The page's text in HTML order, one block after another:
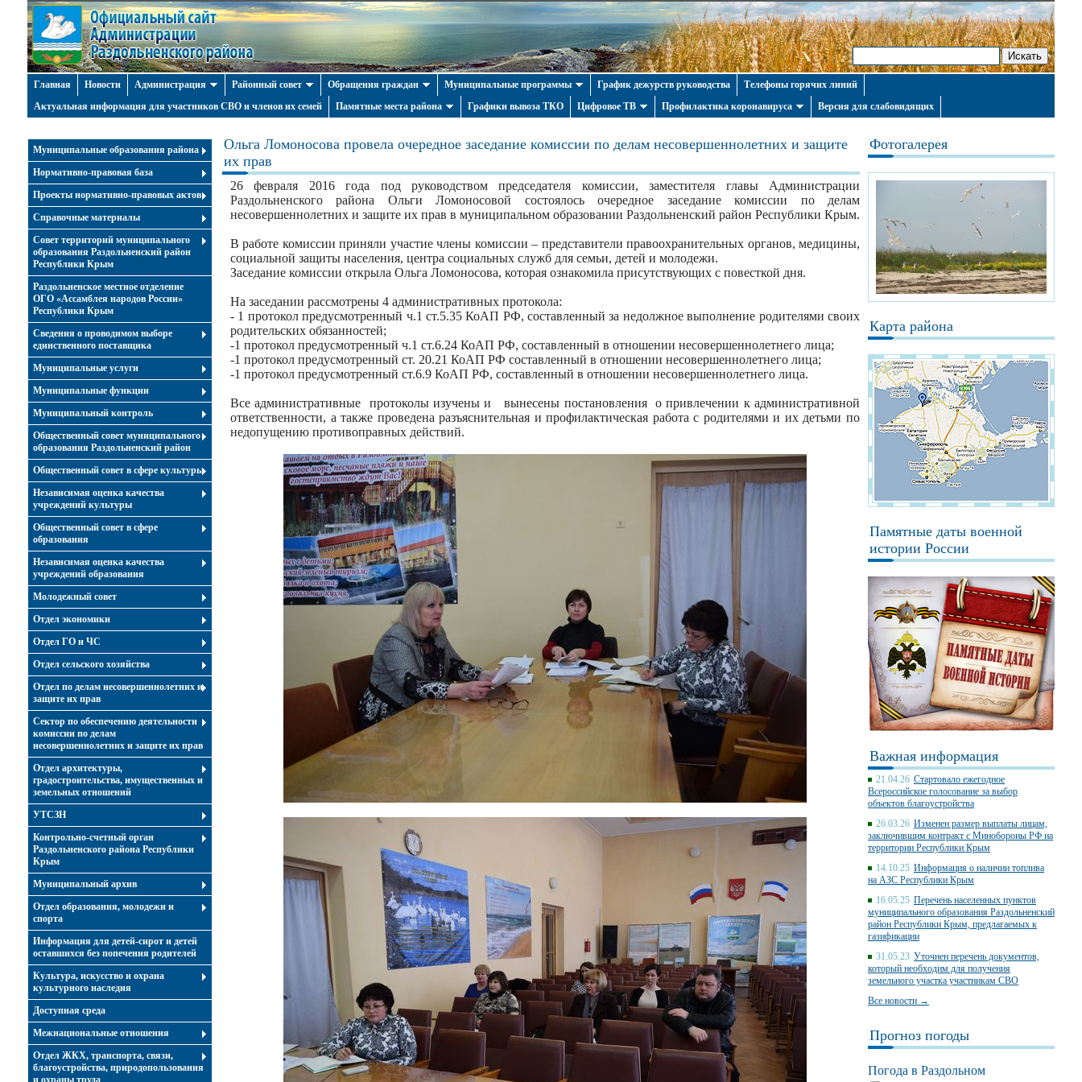
Главная Новости Администрация Районный совет Обращения граждан Муниципальные программы График дежурств руководства
Телефоны горячих линий
Актуальная информация для участников СВО и членов их семей
Памятные места района Графики вывоза ТКО Цифровое ТВ Профилактика коронавируса Версия для слабовидящих
Муниципальные образования района
Нормативно-правовая база
Проекты нормативно-правовых актов
Справочные материалы
Совет территорий муниципального
образования Раздольненский район
Республики Крым
Раздольненское местное отделение
ОГО «Ассамблея народов России»
Республики Крым
Cведения о проводимом выборе
единственного поставщика
Муниципальные услуги
Муниципальные функции
Муниципальный контроль
Общественный совет муниципального
образования Раздольненский район
Общественный совет в сфере культуры
Независимая оценка качества
учреждений культуры
Общественный совет в сфере
образования
Независимая оценка качества
учреждений образования
Молодежный совет
Отдел экономики
Отдел ГО и ЧС
Отдел сельского хозяйства
Отдел по делам несовершеннолетних и
защите их прав
Сектор по обеспечению деятельности
комиссии по делам
несовершеннолетних и защите их прав
Отдел архитектуры,
градостроительства, имущественных и
земельных отношений
УТСЗН
Контрольно-счетный орган
Раздольненского района Республики
Крым
Муниципальный архив
Отдел образования, молодежи и
спорта
Информация для детей-сирот и детей
оставшихся без попечения родителей
Культура, искусство и охрана
культурного наследия
Доступная среда
Межнациональные отношения
Отдел ЖКХ, транспорта, связи,
благоустройства, природопользования
и охраны труда
Ольга Ломоносова провела очередное заседание комиссии по делам несовершеннолетних и защите
их прав
26 февраля 2016 года под руководством председателя комиссии, заместителя главы Администрации
Раздольненского района Ольги Ломоносовой состоялось очередное заседание комиссии по делам
несовершеннолетних и защите их прав в муниципальном образовании Раздольненский район Республики Крым.
В работе комиссии приняли участие члены комиссии – представители правоохранительных органов, медицины,
социальной защиты населения, центра социальных служб для семьи, детей и молодежи.
Заседание комиссии открыла Ольга Ломоносова, которая ознакомила присутствующих с повесткой дня.
На заседании рассмотрены 4 административных протокола:
- 1 протокол предусмотренный ч.1 ст.5.35 КоАП РФ, составленный за недолжное выполнение родителями своих
родительских обязанностей;
-1 протокол предусмотренный ч.1 ст.6.24 КоАП РФ, составленный в отношении несовершеннолетнего лица;
-1 протокол предусмотренный ст. 20.21 КоАП РФ составленный в отношении несовершеннолетнего лица;
-1 протокол предусмотренный ст.6.9 КоАП РФ, составленный в отношении несовершеннолетнего лица.
Все административные протоколы изучены и вынесены постановления о привлечении к административной
ответственности, а также проведена разъяснительная и профилактическая работа с родителями и их детьми по
недопущению противоправных действий.
Фотогалерея
Карта района
Памятные даты военной
истории России
Важная информация
21.04.26 Стартовало ежегодное
Всероссийское голосование за выбор
объектов благоустройства
26.03.26 Изменен размер выплаты лицам,
заключившим контракт с Минобороны РФ на
территории Республики Крым
14.10.25 Информация о наличии топлива
на АЗС Республики Крым
16.05.25 Перечень населенных пунктов
муниципального образования Раздольненский
район Республики Крым, предлагаемых к
газификации
31.05.23 Уточнен перечень документов,
который необходим для получения
земельного участка участникам СВО
Все новости →
Прогноз погоды
Погода в Раздольном